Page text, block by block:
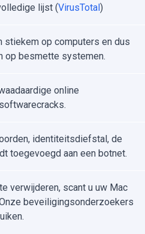
lijst (VirusTotal)
stiekem op computers en dus
op besmette systemen.
online
identiteitsdiefstal, de
toegevoegd aan een botnet.
verwijderen, scant u uw Mac
beveiligingsonderzoekers